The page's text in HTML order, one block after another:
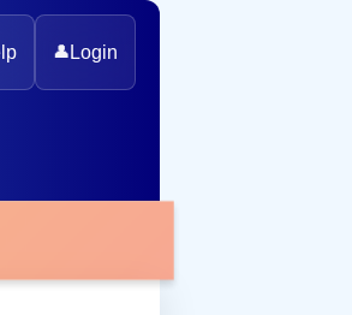
👤 Login